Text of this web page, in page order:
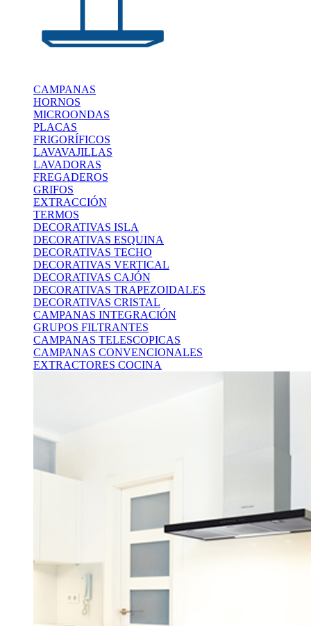
CAMPANAS
HORNOS
MICROONDAS
PLACAS
FRIGORÍFICOS
LAVAVAJILLAS
LAVADORAS
FREGADEROS
GRIFOS
EXTRACCIÓN
TERMOS
DECORATIVAS ISLA
DECORATIVAS ESQUINA
DECORATIVAS TECHO
DECORATIVAS VERTICAL
DECORATIVAS CAJÓN
DECORATIVAS TRAPEZOIDALES
DECORATIVAS CRISTAL
CAMPANAS INTEGRACIÓN
GRUPOS FILTRANTES
CAMPANAS TELESCOPICAS
CAMPANAS CONVENCIONALES
EXTRACTORES COCINA